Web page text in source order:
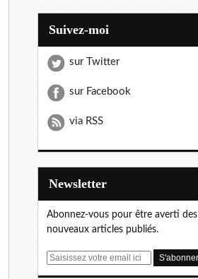
Suivez-moi
sur Twitter
sur Facebook
via RSS
Newsletter
Abonnez-vous pour être averti des
nouveaux articles publiés.
E